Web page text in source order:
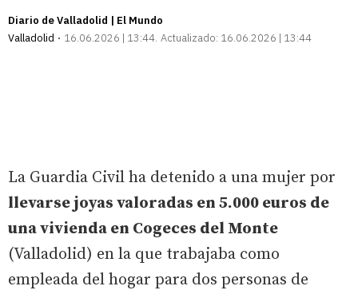
Diario de Valladolid | El Mundo
Valladolid
16.06.2026 | 13:44 Actualizado: 16.06.2026 | 13:44
La Guardia Civil ha detenido a una mujer por
llevarse joyas valoradas en 5.000 euros de
una vivienda en Cogeces del Monte
(Valladolid) en la que trabajaba como
empleada del hogar para dos personas de